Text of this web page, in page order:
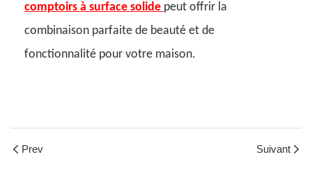
comptoirs à surface solide peut offrir la
combinaison parfaite de beauté et de
fonctionnalité pour votre maison.
Prev Suivant